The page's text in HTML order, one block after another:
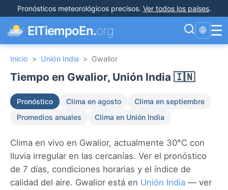
Pronósticos meteorológicos precisos. Ver todos los países.
ElTiempoEn.org 🌐 ☰
Inicio > Unión India > Gwalior
Tiempo en Gwalior, Unión India 🇮🇳
Pronóstico Clima en agosto
Clima en septiembre
Promedios anuales
Clima en Unión India
Clima en vivo en Gwalior, actualmente 30°C con
lluvia irregular en las cercanías. Ver el pronóstico
de 7 días, condiciones horarias y el índice de
calidad del aire. Gwalior está en Unión India — ver